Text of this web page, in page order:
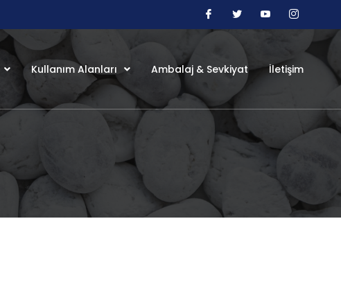
Kullanım Alanları Ambalaj & Sevkiyat İletişim